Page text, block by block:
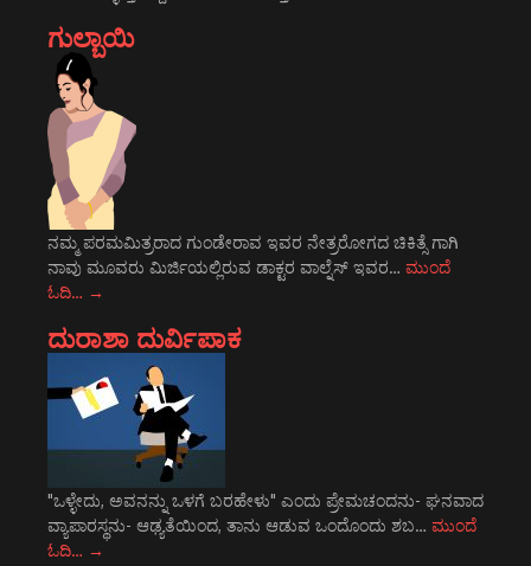
ಗುಲ್ಬಾಯಿ
ನಮ್ಮ ಪರಮಮಿತ್ರರಾದ ಗುಂಡೇರಾವ ಇವರ ನೇತ್ರರೋಗದ ಚಿಕಿತ್ಸೆ ಗಾಗಿ
ನಾವು ಮೂವರು ಮಿರ್ಜಿಯಲ್ಲಿರುವ ಡಾಕ್ಟರ ವಾಲ್ನೆಸ್ ಇವರ… ಮುಂದೆ
ಓದಿ… →
ದುರಾಶಾ ದುರ್ವಿಪಾಕ
"ಒಳ್ಳೇದು, ಅವನನ್ನು ಒಳಗೆ ಬರಹೇಳು" ಎಂದು ಪ್ರೇಮಚಂದನು- ಘನವಾದ
ವ್ಯಾಪಾರಸ್ಥನು- ಆಢ್ಯತೆಯಿಂದ, ತಾನು ಆಡುವ ಒಂದೊಂದು ಶಬ… ಮುಂದೆ
ಓದಿ… →